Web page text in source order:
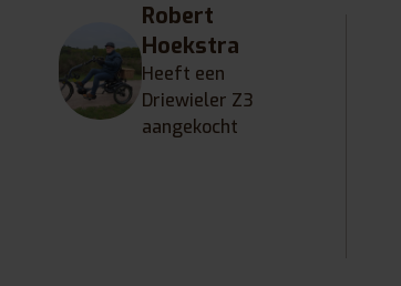
Robert
Hoekstra
Heeft een
Driewieler Z3
aangekocht